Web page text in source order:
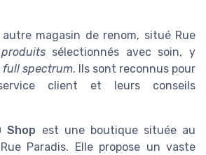
magasin de renom, situé Rue
produitssélectionnés avec soin, y
full spectrum. Ils sont reconnus pour
client et leurs conseils
Shop est une boutique située au
Paradis. Elle propose un vaste